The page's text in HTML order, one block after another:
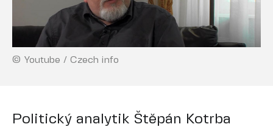
© Youtube / Czech info
Politický analytik Štěpán Kotrba